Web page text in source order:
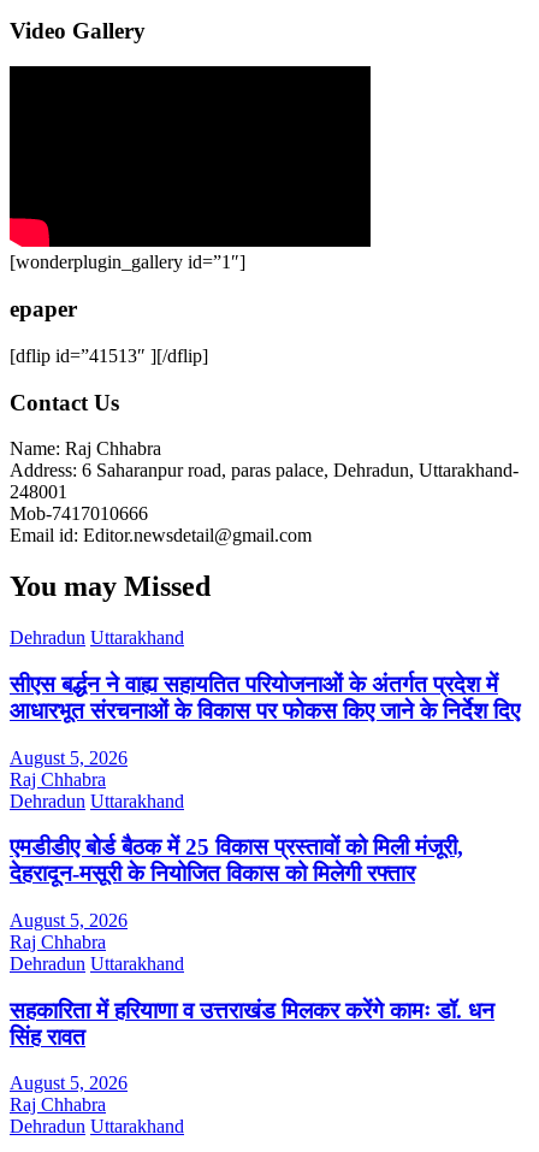
Video Gallery
[wonderplugin_gallery id=”1″]
epaper
[dflip id=”41513″ ][/dflip]
Contact Us
Name: Raj Chhabra
Address: 6 Saharanpur road, paras palace, Dehradun, Uttarakhand-
248001
Mob-7417010666
Email id: Editor.newsdetail@gmail.com
You may Missed
Dehradun Uttarakhand
सीएस बर्द्धन ने वाह्य सहायतित परियोजनाओं के अंतर्गत प्रदेश में
आधारभूत संरचनाओं के विकास पर फोकस किए जाने के निर्देश दिए
August 5, 2026
Raj Chhabra
Dehradun Uttarakhand
एमडीडीए बोर्ड बैठक में 25 विकास प्रस्तावों को मिली मंजूरी,
देहरादून-मसूरी के नियोजित विकास को मिलेगी रफ्तार
August 5, 2026
Raj Chhabra
Dehradun Uttarakhand
सहकारिता में हरियाणा व उत्तराखंड मिलकर करेंगे कामः डॉ. धन
सिंह रावत
August 5, 2026
Raj Chhabra
Dehradun Uttarakhand